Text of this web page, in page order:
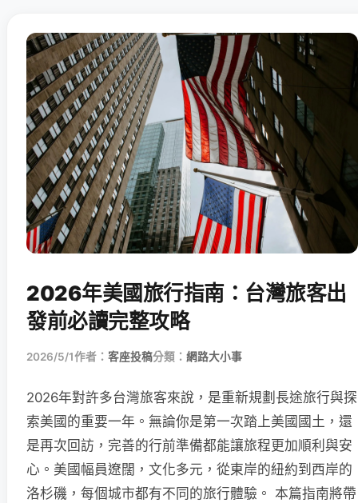
2026年美國旅行指南：台灣旅客出
發前必讀完整攻略
2026/5/1作者： 客座投稿分類： 網路大小事
2026年對許多台灣旅客來說，是重新規劃長途旅行與探
索美國的重要一年。無論你是第一次踏上美國國土，還
是再次回訪，完善的行前準備都能讓旅程更加順利與安
心。美國幅員遼闊，文化多元，從東岸的紐約到西岸的
洛杉磯，每個城市都有不同的旅行體驗。 本篇指南將帶